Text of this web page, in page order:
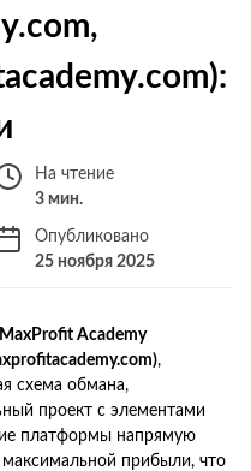
На чтение
3 мин.
Опубликовано
25 ноября 2025
Academy
,
схема обмана,
проект с элементами
платформы напрямую
прибыли, что